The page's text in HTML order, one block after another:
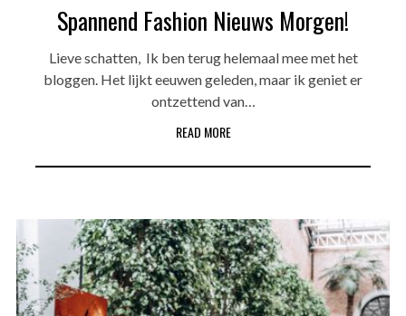
Spannend Fashion Nieuws Morgen!
Lieve schatten, Ik ben terug helemaal mee met het
bloggen. Het lijkt eeuwen geleden, maar ik geniet er
ontzettend van…
READ MORE